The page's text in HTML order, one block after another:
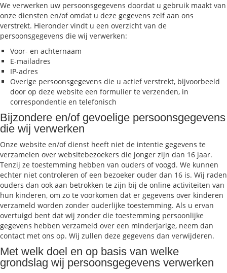
We verwerken uw persoonsgegevens doordat u gebruik maakt van
onze diensten en/of omdat u deze gegevens zelf aan ons
verstrekt. Hieronder vindt u een overzicht van de
persoonsgegevens die wij verwerken:
Voor- en achternaam
E-mailadres
IP-adres
Overige persoonsgegevens die u actief verstrekt, bijvoorbeeld
door op deze website een formulier te verzenden, in
correspondentie en telefonisch
Bijzondere en/of gevoelige persoonsgegevens
die wij verwerken
Onze website en/of dienst heeft niet de intentie gegevens te
verzamelen over websitebezoekers die jonger zijn dan 16 jaar.
Tenzij ze toestemming hebben van ouders of voogd. We kunnen
echter niet controleren of een bezoeker ouder dan 16 is. Wij raden
ouders dan ook aan betrokken te zijn bij de online activiteiten van
hun kinderen, om zo te voorkomen dat er gegevens over kinderen
verzameld worden zonder ouderlijke toestemming. Als u ervan
overtuigd bent dat wij zonder die toestemming persoonlijke
gegevens hebben verzameld over een minderjarige, neem dan
contact met ons op. Wij zullen deze gegevens dan verwijderen.
Met welk doel en op basis van welke
grondslag wij persoonsgegevens verwerken